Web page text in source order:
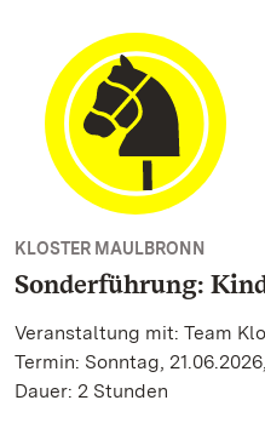
KLOSTER MAULBRONN
Sonderführung:
Veranstaltung mit: Team
Termin: Sonntag,
Dauer: 2 Stunden